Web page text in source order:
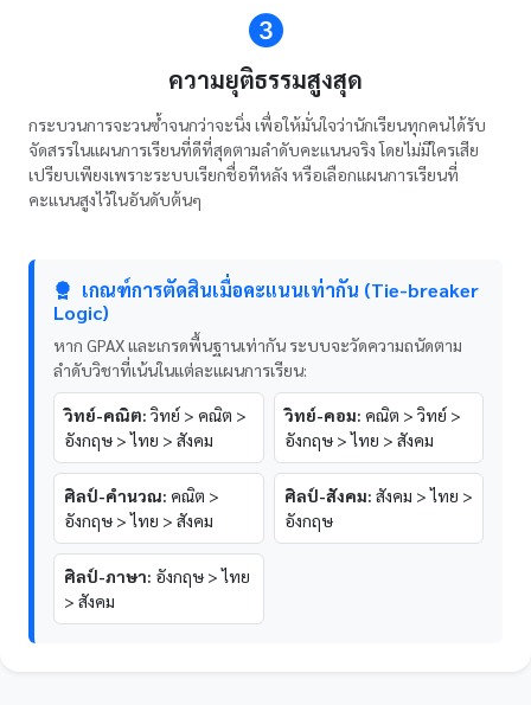
ความยุติธรรมสูงสุด
กระบวนการจะวนซ้ำจนกว่าจะนิ่ง เพื่อให้มั่นใจว่านักเรียนทุกคนได้รับ
จัดสรรในแผนการเรียนที่ดีที่สุดตามลำดับคะแนนจริง โดยไม่มีใครเสีย
เปรียบเพียงเพราะระบบเรียกชื่อทีหลัง หรือเลือกแผนการเรียนที่
คะแนนสูงไว้ในอันดับต้นๆ
เกณฑ์การตัดสินเมื่อคะแนนเท่ากัน (Tie-breaker
Logic)
หาก GPAX และเกรดพื้นฐานเท่ากัน ระบบจะวัดความถนัดตาม
ลำดับวิชาที่เน้นในแต่ละแผนการเรียน:
วิทย์-คณิต: วิทย์ > คณิต >
อังกฤษ > ไทย > สังคม
วิทย์-คอม: คณิต > วิทย์ >
อังกฤษ > ไทย > สังคม
ศิลป์-คำนวณ: คณิต >
อังกฤษ > ไทย > สังคม
ศิลป์-สังคม: สังคม > ไทย >
อังกฤษ
ศิลป์-ภาษา: อังกฤษ > ไทย
> สังคม